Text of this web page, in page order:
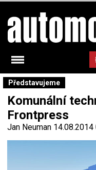
Představujeme
Komunální
Frontpress
Jan Neuman 14.08.2014